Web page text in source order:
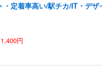
・定着率高い/駅チカ/IT・デ
円